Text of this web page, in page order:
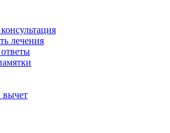
лечения
вычет